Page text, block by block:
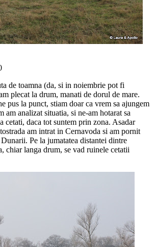
de toamna (da, si in noiembrie pot fi
plecat la drum, manati de dorul de mare.
pus la punct, stiam doar ca vrem sa ajungem
am analizat situatia, si ne-am hotarat sa
cetati, daca tot suntem prin zona. Asadar
am intrat in Cernavoda si am pornit
Pe la jumatatea distantei dintre
chiar langa drum, se vad ruinele cetatii